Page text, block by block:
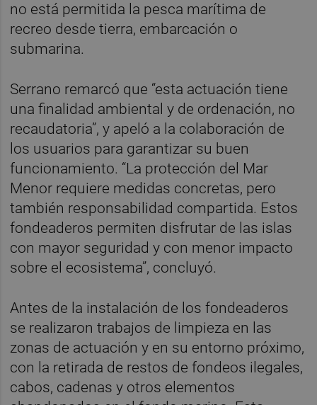
no está permitida la pesca marítima de
recreo desde tierra, embarcación o
submarina.
Serrano remarcó que “esta actuación tiene
una finalidad ambiental y de ordenación, no
recaudatoria”, y apeló a la colaboración de
los usuarios para garantizar su buen
funcionamiento. “La protección del Mar
Menor requiere medidas concretas, pero
también responsabilidad compartida. Estos
fondeaderos permiten disfrutar de las islas
con mayor seguridad y con menor impacto
sobre el ecosistema”, concluyó.
Antes de la instalación de los fondeaderos
se realizaron trabajos de limpieza en las
zonas de actuación y en su entorno próximo,
con la retirada de restos de fondeos ilegales,
cabos, cadenas y otros elementos